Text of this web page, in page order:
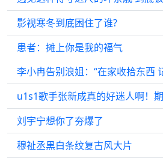
影视寒冬到底困住了谁?
患者：摊上你是我的福气
u1s1歌手张新成真的好迷人啊！
刘宇宁想你了夯爆了
穆祉丞黑白条纹复古风大片